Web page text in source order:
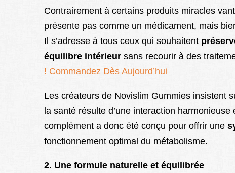
Contrairement à certains produits miracles
présente pas comme un médicament, mais
Il s’adresse à tous ceux qui souhaitent
équilibre intérieur sans recourir à des
! Commandez Dès Aujourd’hui
Les créateurs de Novislim Gummies insistent
la santé résulte d’une interaction harmonieuse
complément a donc été conçu pour offrir une
fonctionnement optimal du métabolisme.
2. Une formule naturelle et équilibrée